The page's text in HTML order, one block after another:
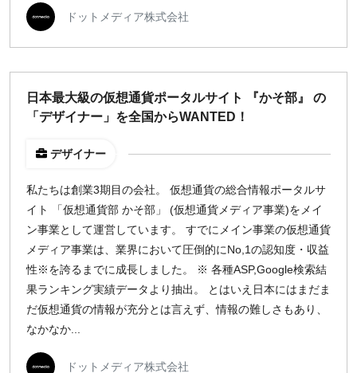
ドットメディア株式会社
日本最大級の仮想通貨ポータルサイト 『かそ部』 の
「デザイナー」を全国からWANTED！
デザイナー
私たちは創業3期目の会社。 仮想通貨の総合情報ポータルサ
イト 「仮想通貨部 かそ部」 (仮想通貨メディア事業)をメイ
ン事業として運営しています。 すでにメイン事業の仮想通貨
メディア事業は、業界において圧倒的にNo,1の認知度・収益
性※を誇るまでに成長しました。 ※ 各種ASP,Google検索結
果ランキング実績データより抽出。 とはいえ日本にはまだま
だ仮想通貨の情報が充分とは言えず、情報の難しさもあり、
なかなか...
ドットメディア株式会社